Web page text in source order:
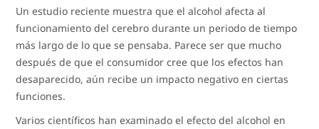
Un estudio reciente muestra que el alcohol afecta al
funcionamiento del cerebro durante un periodo de tiempo
más largo de lo que se pensaba. Parece ser que mucho
después de que el consumidor cree que los efectos han
desaparecido, aún recibe un impacto negativo en ciertas
funciones.
Varios científicos han examinado el efecto del alcohol en